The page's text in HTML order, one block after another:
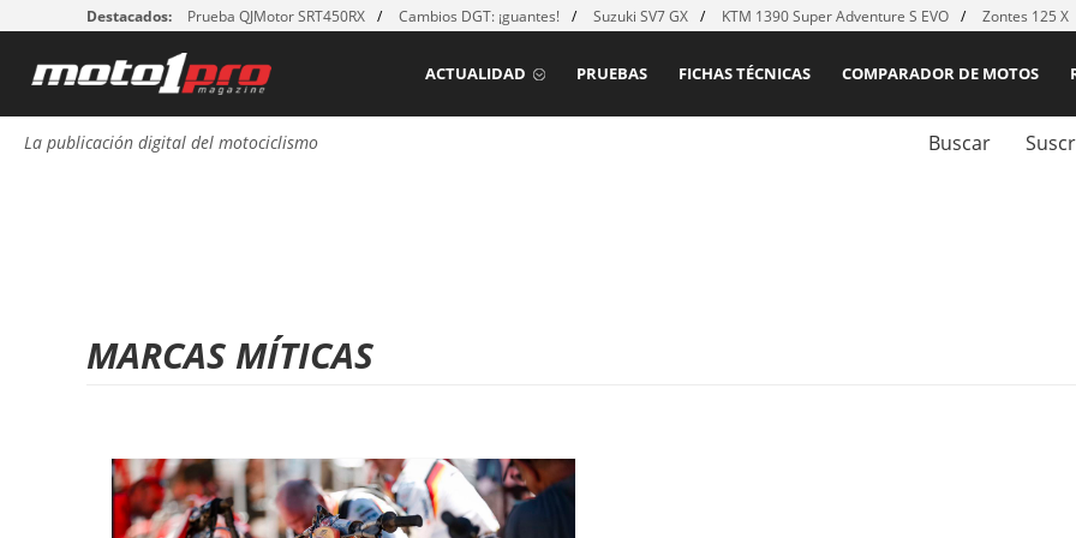
Destacados: Prueba QJMotor SRT450RX Cambios DGT: ¡guantes! Suzuki SV7 GX KTM 1390 Super Adventure S EVO Zontes 125 X
COMPARADOR DE MOTOS
FICHAS TÉCNICAS
PRUEBAS
ACTUALIDAD
La publicación digital del motociclismo Buscar
MARCAS MÍTICAS